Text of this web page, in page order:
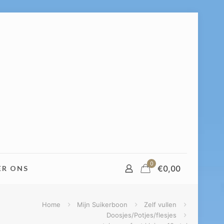
ONS
0 €0,00
Home Mijn Suikerboon
Zelf vullen
Doosjes/Potjes/flesjes